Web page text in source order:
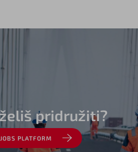
pridružiti?
PLATFORM